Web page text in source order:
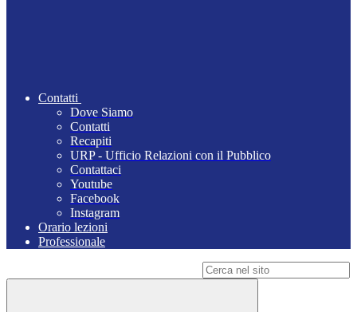
Contatti
Dove Siamo
Contatti
Recapiti
URP - Ufficio Relazioni con il Pubblico
Contattaci
Youtube
Facebook
Instagram
Orario lezioni
Professionale